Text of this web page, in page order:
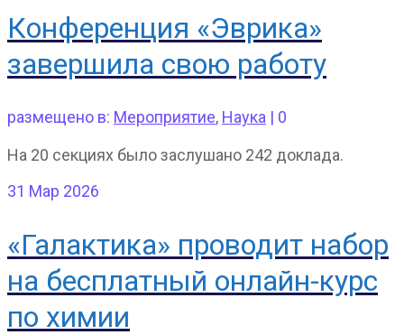
Конференция «Эврика»
завершила свою работу
размещено в: Мероприятие, Наука | 0
На 20 секциях было заслушано 242 доклада.
31 Мар 2026
«Галактика» проводит набор
на бесплатный онлайн-курс
по химии